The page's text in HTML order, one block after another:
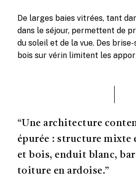
De larges baies vitrées, tant
dans le séjour, permettent de
du soleil et de la vue. Des
bois sur vérin limitent les
“Une architecture
épurée : structure mixte
et bois, enduit blanc,
toiture en ardoise.”